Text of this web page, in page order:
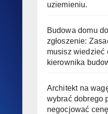
uziemieniu.
Budowa domu
zgłoszenie:
musisz wiedzieć
kierownika
Architekt na
wybrać dobrego
negocjować